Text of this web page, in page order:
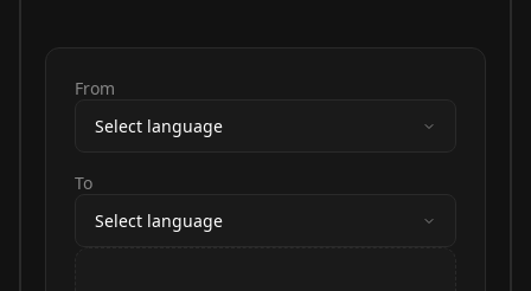
From
Select language
To
Select language